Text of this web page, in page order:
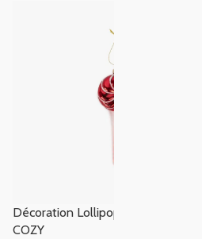
Décoration Lollipop Rouge 16cm
COZY